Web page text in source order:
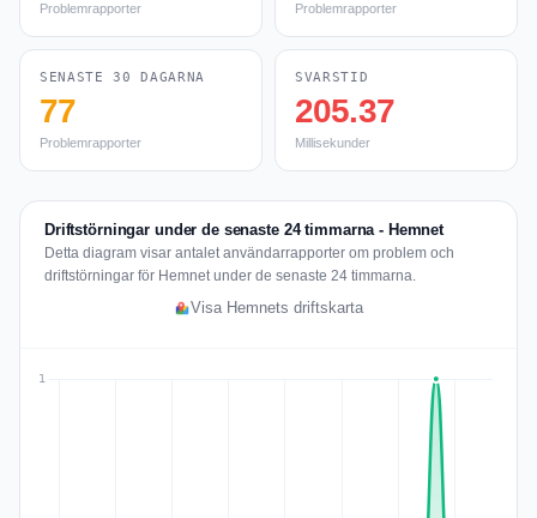
Problemrapporter Problemrapporter
SENASTE 30 DAGARNA
77
Problemrapporter
SVARSTID
205.37
Millisekunder
Driftstörningar under de senaste 24 timmarna - Hemnet
Detta diagram visar antalet användarrapporter om problem och
driftstörningar för Hemnet under de senaste 24 timmarna.
Visa Hemnets driftskarta